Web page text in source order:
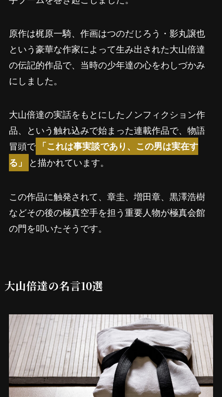
原作は梶原一騎、作画はつのだじろう・影丸譲也
という豪華な作家によって生み出された大山倍達
の伝記的作品で、当時の少年達の心をわしづかみ
にしました。
大山倍達の実話をもとにしたノンフィクション作
品、という触れ込みで始まった連載作品で、物語
冒頭で 「これは事実談であり、この男は実在す
る」
と描かれています。
この作品に触発されて、章圭、増田章、黒澤浩樹
などその後の極真空手を担う重要人物が極真会館
の門を叩いたそうです。
大山倍達の名言10選